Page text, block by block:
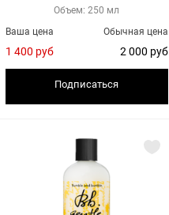
Объем: 250 мл
Обычная цена
2 000 руб
Ваша цена
1 400 руб
Подписаться